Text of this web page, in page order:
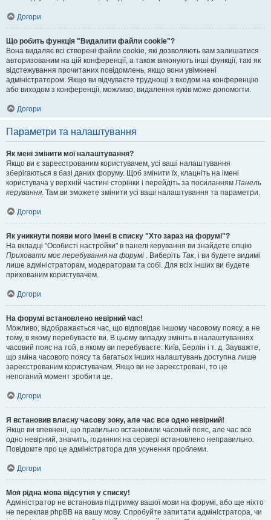
Догори
Що робить функція "Видалити файли cookie"?
Вона видаляє всі створені файли cookie, які дозволяють вам залишатися
авторизованим на цій конференції, а також виконують інші функції, такі як
відстежування прочитаних повідомлень, якщо вони увімкнені
адміністратором. Якщо ви відчуваєте труднощі з входом на конференцію
або виходом з конференції, можливо, видалення куків може допомогти.
Догори
Параметри та налаштування
Як мені змінити мої налаштування?
Якщо ви є зареєстрованим користувачем, усі ваші налаштування
зберігаються в базі даних форуму. Щоб змінити їх, клацніть на імені
користувача у верхній частині сторінки і перейдіть за посиланням Панель
керування. Там ви зможете змінити усі ваші налаштування та параметри.
Догори
Як уникнути появи мого імені в списку "Хто зараз на форумі"?
На вкладці "Особисті настройки" в панелі керування ви знайдете опцію
Приховати моє перебування на форумі . Виберіть Так, і ви будете видимі
лише адміністраторам, модераторам та собі. Для всіх інших ви будете
прихованим користувачем.
Догори
На форумі встановлено невірний час!
Можливо, відображається час, що відповідає іншому часовому поясу, а не
тому, в якому перебуваєте ви. В цьому випадку змініть в налаштуваннях
часовий пояс на той, в якому ви перебуваєте: Київ, Берлін і т. д. Зауважте,
що зміна часового поясу та багатьох інших налаштувань доступна лише
зареєстрованим користувачам. Якщо ви не зареєстровані, то це
непоганий момент зробити це.
Догори
Я встановив власну часову зону, але час все одно невірний!
Якщо ви впевнені, що правильно встановили часовий пояс, але час все
одно невірний, значить, годинник на сервері встановлено неправильно.
Повідомте про це адміністратора для усунення проблеми.
Догори
Моя рідна мова відсутня у списку!
Адміністратор не встановив підтримку вашої мови на форумі, або ще ніхто
не переклав phpBB на вашу мову. Спробуйте запитати адміністратора, чи